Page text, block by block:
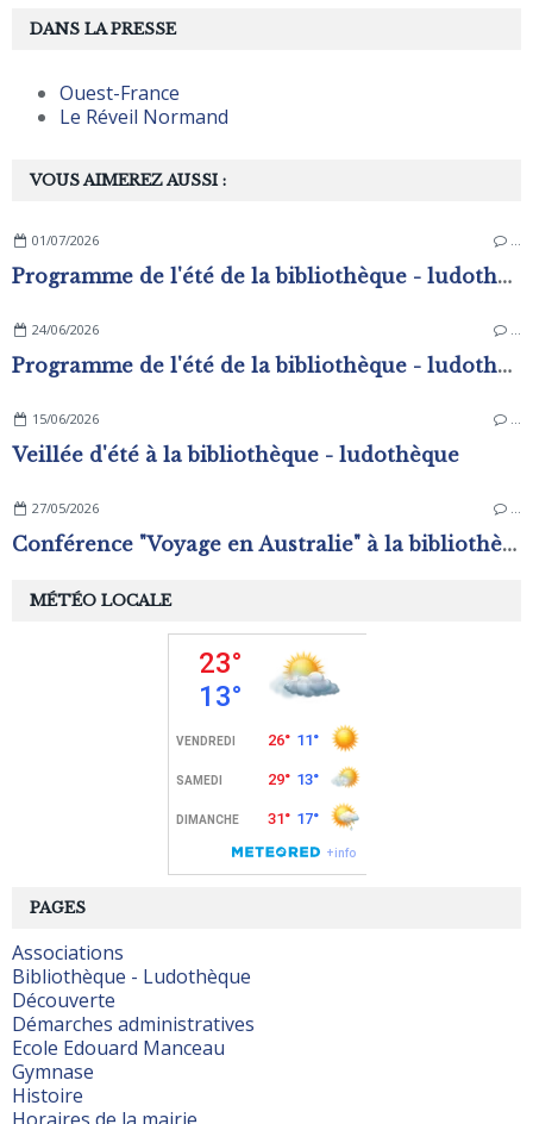
VOUS AIMEREZ AUSSI :
01/07/2026 …
Programme de l'été de la bibliothèque - ludothèque
24/06/2026 …
Programme de l'été de la bibliothèque - ludothèque
15/06/2026 …
Veillée d'été à la bibliothèque - ludothèque
27/05/2026 …
Conférence "Voyage en Australie" à la bibliothèque - ludothèque
PAGES
Associations
Bibliothèque - Ludothèque
Découverte
Démarches administratives
Ecole Edouard Manceau
Gymnase
Histoire
MÉTÉO LOCALE
DANS LA PRESSE
Ouest-France
Le Réveil Normand